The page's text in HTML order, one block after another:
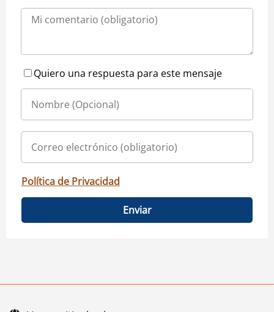
Quiero una respuesta para este mensaje
Política de Privacidad
Enviar